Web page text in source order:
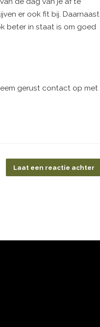
er ook fit bij. Daarnaast
beter in staat is om goed
gerust contact op met
Laat een reactie achter